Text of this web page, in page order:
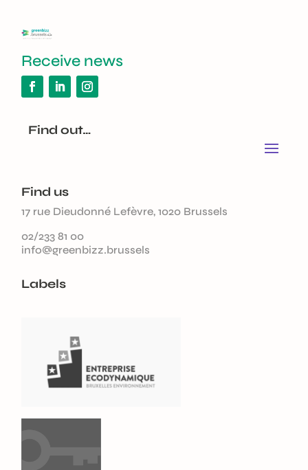
Receive news
Find out…
Find us
17 rue Dieudonné Lefèvre, 1020 Brussels
02/233 81 00
info@greenbizz.brussels
Labels